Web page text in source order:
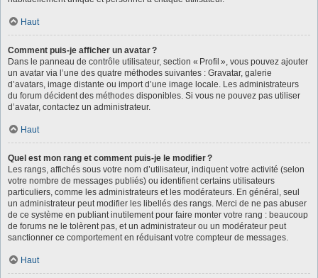
Haut
Comment puis-je afficher un avatar ?
Dans le panneau de contrôle utilisateur, section « Profil », vous pouvez ajouter
un avatar via l’une des quatre méthodes suivantes : Gravatar, galerie
d’avatars, image distante ou import d’une image locale. Les administrateurs
du forum décident des méthodes disponibles. Si vous ne pouvez pas utiliser
d’avatar, contactez un administrateur.
Haut
Quel est mon rang et comment puis-je le modifier ?
Les rangs, affichés sous votre nom d’utilisateur, indiquent votre activité (selon
votre nombre de messages publiés) ou identifient certains utilisateurs
particuliers, comme les administrateurs et les modérateurs. En général, seul
un administrateur peut modifier les libellés des rangs. Merci de ne pas abuser
de ce système en publiant inutilement pour faire monter votre rang : beaucoup
de forums ne le tolèrent pas, et un administrateur ou un modérateur peut
sanctionner ce comportement en réduisant votre compteur de messages.
Haut